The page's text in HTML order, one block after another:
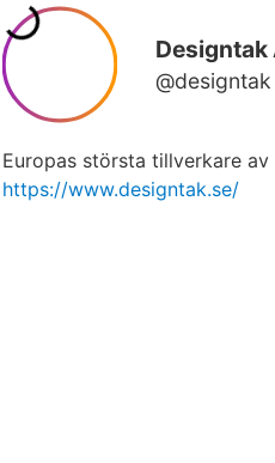
Designtak
@designtak
Europas största tillverkare
https://www.designtak.se/